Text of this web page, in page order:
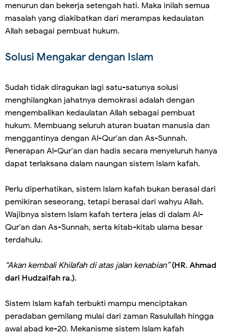
menurun dan bekerja setengah hati. Maka inilah semua
masalah yang diakibatkan dari merampas kedaulatan
Allah sebagai pembuat hukum.
Solusi Mengakar dengan Islam
Sudah tidak diragukan lagi satu-satunya solusi
menghilangkan jahatnya demokrasi adalah dengan
mengembalikan kedaulatan Allah sebagai pembuat
hukum. Membuang seluruh aturan buatan manusia dan
menggantinya dengan Al-Qur'an dan As-Sunnah.
Penerapan Al-Qur'an dan hadis secara menyeluruh hanya
dapat terlaksana dalam naungan sistem Islam kafah.
Perlu diperhatikan, sistem Islam kafah bukan berasal dari
pemikiran seseorang, tetapi berasal dari wahyu Allah.
Wajibnya sistem Islam kafah tertera jelas di dalam Al-
Qur'an dan As-Sunnah, serta kitab-kitab ulama besar
terdahulu.
“Akan kembali Khilafah di atas jalan kenabian” (HR. Ahmad
dari Hudzaifah ra.).
Sistem Islam kafah terbukti mampu menciptakan
peradaban gemilang mulai dari zaman Rasulullah hingga
awal abad ke-20. Mekanisme sistem Islam kafah